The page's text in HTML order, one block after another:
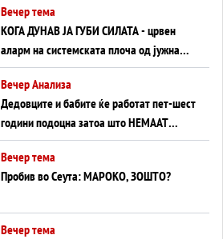
Вечер тема
КОГА ДУНАВ ЈА ГУБИ СИЛАТА - црвен
аларм на системската плоча од јужна
Германија до Црното Море...
Вечер Анализа
Дедовците и бабите ќе работат пет-шест
години подоцна затоа што НЕМААТ
ВНУЦИ ДА ГИ ЗАМЕНАТ
Вечер тема
Пробив во Сеута: МАРОКО, ЗОШТО?
Вечер тема